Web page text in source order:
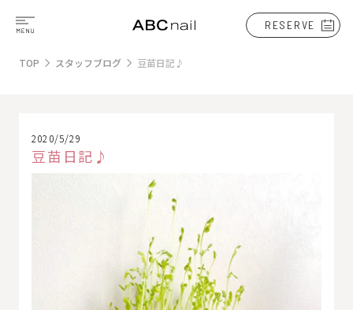
RESERVE
TOP スタッフブログ 豆苗日記♪
2020/5/29
豆苗日記♪